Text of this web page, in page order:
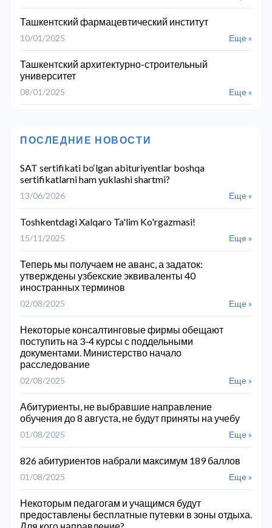
Ташкентский фармацевтический институт
10/01/2025 Еще »
Ташкентский архитектурно-строительный
университет
08/01/2025 Еще »
ПОСЛЕДНИЕ НОВОСТИ
SAT sertifikati bo‘lgan abituriyentlar boshqa
sertifikatlarni ham yuklashi shartmi?
13/06/2026 Еще »
Toshkentdagi Xalqaro Ta'lim Ko'rgazmasi!
15/11/2025 Еще »
Теперь мы получаем не аванс, а задаток:
утверждены узбекские эквиваленты 40
иностранных терминов
02/08/2025 Еще »
Некоторые консалтинговые фирмы обещают
поступить на 3-4 курсы с поддельными
документами. Министерство начало
расследование
02/08/2025 Еще »
Абитуриенты, не выбравшие направление
обучения до 8 августа, не будут приняты на учебу
01/08/2025 Еще »
826 абитуриентов набрали максимум 189 баллов
01/08/2025 Еще »
Некоторым педагогам и учащимся будут
предоставлены бесплатные путевки в зоны отдыха.